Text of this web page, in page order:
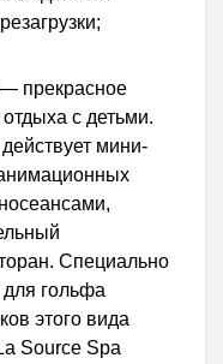
— прекрасное
с детьми.
мини-
Специально
гольфа
этого вида
Source Spа